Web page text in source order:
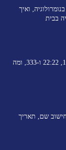
ואיך
בבית
למה אתם רואים 11:11, 22:22 ו-333, ומה
חישוב שם, תאריך